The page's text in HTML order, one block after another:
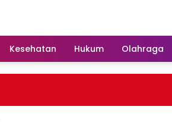
Kesehatan Hukum Olahraga
HUT